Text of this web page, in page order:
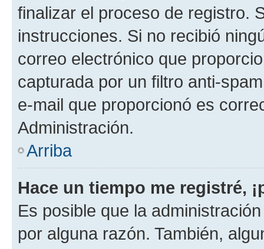
finalizar el proceso de registro.
instrucciones. Si no recibió
correo electrónico que
capturada por un filtro anti-
e-mail que proporcionó es
Administración.
Arriba
Hace un tiempo me registré,
Es posible que la
por alguna razón. También,